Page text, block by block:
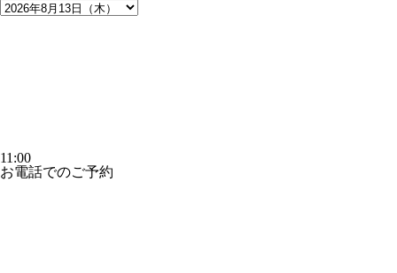
11:00
お電話でのご予約